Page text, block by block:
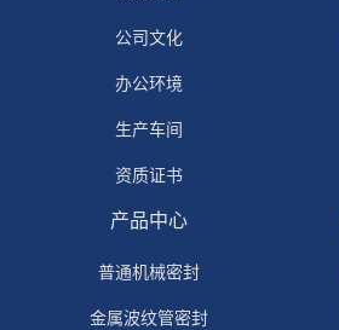
公司文化
办公环境
生产车间
资质证书
产品中心
普通机械密封
金属波纹管密封